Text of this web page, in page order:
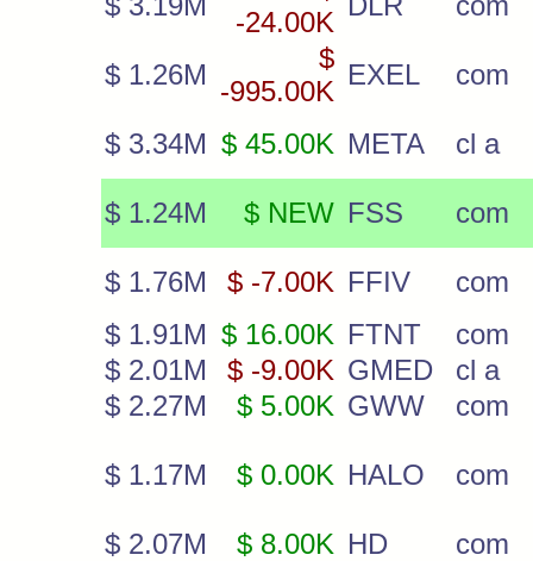
-24.00K
$ 1.26M
$
-995.00K
EXEL com
$ 3.34M $ 45.00K META cl a
$ 1.24M $ NEW FSS com
$ 1.76M $ -7.00K FFIV
com
$ 1.91M $ 16.00K FTNT
com
$ 2.01M
$ -9.00K GMED
cl a
$ 2.27M
$ 5.00K GWW com
$ 1.17M $ 0.00K HALO com
$ 2.07M $ 8.00K HD
com